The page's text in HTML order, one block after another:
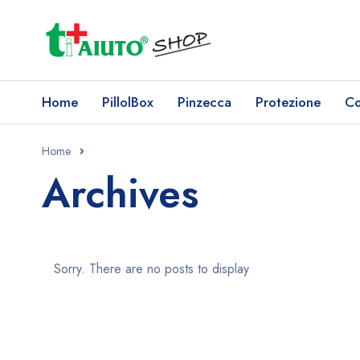
Home PillolBox Pinzecca Protezione
Home
Archives
Sorry. There are no posts to display